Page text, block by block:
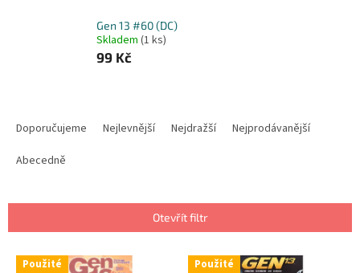
Gen 13 #60 (DC)
Skladem (1 ks)
99 Kč
r
Doporučujeme Nejlevnější Nejdražší
Nejprodávanější
Abecedně
Otevřít filtr
V Použité Použité